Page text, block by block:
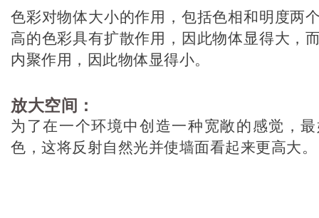
色彩对物体大小的作用，包括色相和明度两
高的色彩具有扩散作用，因此物体显得大，
内聚作用，因此物体显得小。
放大空间：
为了在一个环境中创造一种宽敞的感觉，
色，这将反射自然光并使墙面看起来更高大。